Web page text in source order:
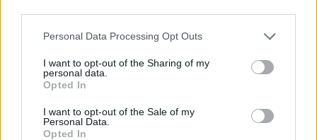
Personal Data Processing Opt Outs
I want to opt-out of the Sharing of my
personal data.
Opted In
I want to opt-out of the Sale of my
Personal Data.
Opted In
ICC - Bloc A - 20
Route de Pre-Bois Case Postale 508 15
info_pl@lexmark.com
Podmiot odpowiedzialny